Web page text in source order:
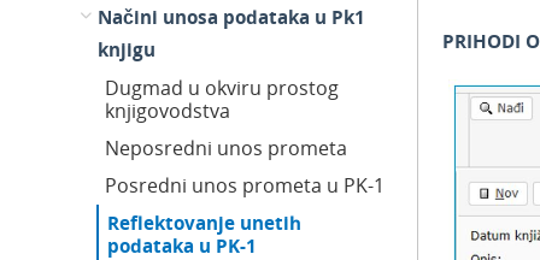
Načini unosa podataka u Pk1
knjigu
Dugmad u okviru prostog
knjigovodstva
Neposredni unos prometa
Posredni unos prometa u PK-1
Reflektovanje unetih
podataka u PK-1
PRIHODI